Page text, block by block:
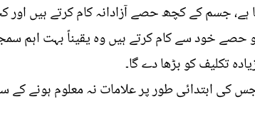
جسم کے کچھ حصے آزادانہ کام کرتے ہیں اور
خود سے کام کرتے ہیں وہ یقیناً بہت اہم
تکلیف کو بڑھا دے گا۔
کی ابتدائی طور پر علامات نہ معلوم ہونے